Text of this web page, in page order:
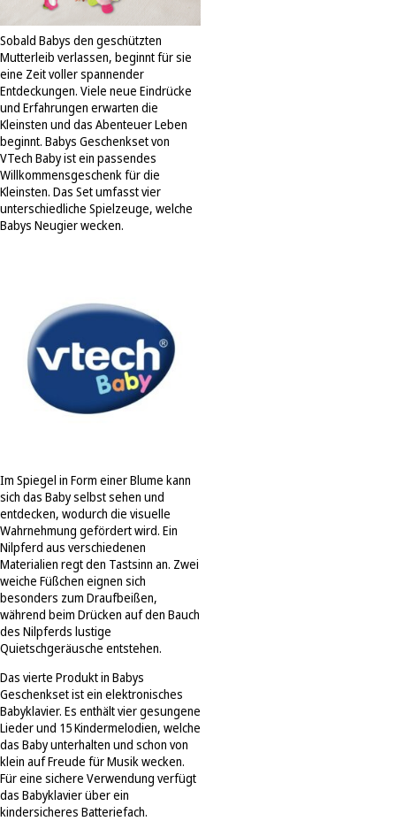
Sobald Babys den geschützten
Mutterleib verlassen, beginnt für sie
eine Zeit voller spannender
Entdeckungen. Viele neue Eindrücke
und Erfahrungen erwarten die
Kleinsten und das Abenteuer Leben
beginnt. Babys Geschenkset von
VTech Baby ist ein passendes
Willkommensgeschenk für die
Kleinsten. Das Set umfasst vier
unterschiedliche Spielzeuge, welche
Babys Neugier wecken.
Im Spiegel in Form einer Blume kann
sich das Baby selbst sehen und
entdecken, wodurch die visuelle
Wahrnehmung gefördert wird. Ein
Nilpferd aus verschiedenen
Materialien regt den Tastsinn an. Zwei
weiche Füßchen eignen sich
besonders zum Draufbeißen,
während beim Drücken auf den Bauch
des Nilpferds lustige
Quietschgeräusche entstehen.
Das vierte Produkt in Babys
Geschenkset ist ein elektronisches
Babyklavier. Es enthält vier gesungene
Lieder und 15 Kindermelodien, welche
das Baby unterhalten und schon von
klein auf Freude für Musik wecken.
Für eine sichere Verwendung verfügt
das Babyklavier über ein
kindersicheres Batteriefach.